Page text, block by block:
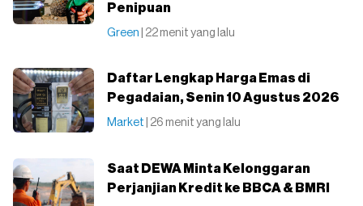
Penipuan
Green | 22 menit yang lalu
Daftar Lengkap Harga Emas di
Pegadaian, Senin 10 Agustus 2026
Market | 26 menit yang lalu
Saat DEWA Minta Kelonggaran
Perjanjian Kredit ke BBCA & BMRI